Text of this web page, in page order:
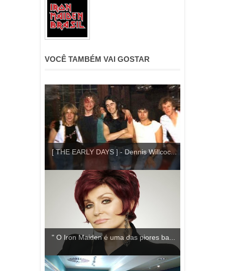
VOCÊ TAMBÉM VAI GOSTAR
[ THE EARLY DAYS ] - Dennis Willcoc...
" O Iron Maiden é uma das piores ba...